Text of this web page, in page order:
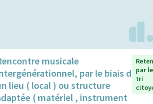
musicale
par le biais d
lieu ( local ) ou structure
( matériel , instrument
par le
tri